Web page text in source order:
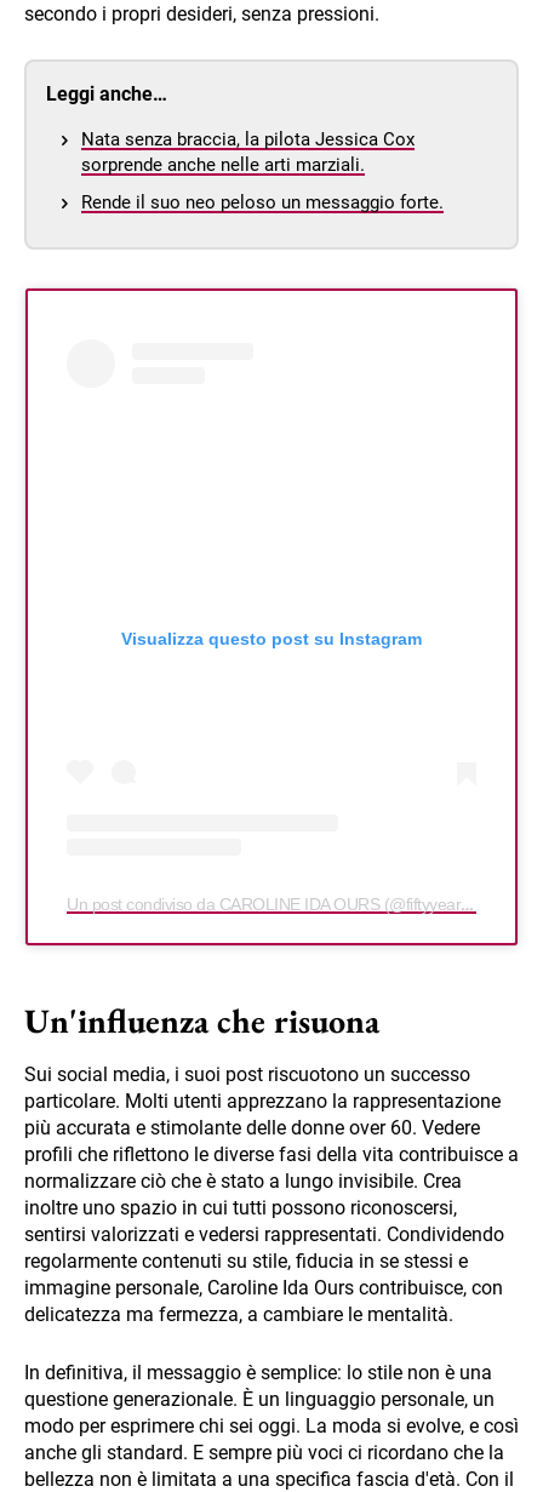
secondo i propri desideri, senza pressioni.
Leggi anche…
Nata senza braccia, la pilota Jessica Cox
sorprende anche nelle arti marziali.
Rende il suo neo peloso un messaggio forte.
Visualizza questo post su Instagram
Un post condiviso da CAROLINE IDA OURS (@fiftyyearsofawoman)
Un'influenza che risuona
Sui social media, i suoi post riscuotono un successo
particolare. Molti utenti apprezzano la rappresentazione
più accurata e stimolante delle donne over 60. Vedere
profili che riflettono le diverse fasi della vita contribuisce a
normalizzare ciò che è stato a lungo invisibile. Crea
inoltre uno spazio in cui tutti possono riconoscersi,
sentirsi valorizzati e vedersi rappresentati. Condividendo
regolarmente contenuti su stile, fiducia in se stessi e
immagine personale, Caroline Ida Ours contribuisce, con
delicatezza ma fermezza, a cambiare le mentalità.
In definitiva, il messaggio è semplice: lo stile non è una
questione generazionale. È un linguaggio personale, un
modo per esprimere chi sei oggi. La moda si evolve, e così
anche gli standard. E sempre più voci ci ricordano che la
bellezza non è limitata a una specifica fascia d'età. Con il